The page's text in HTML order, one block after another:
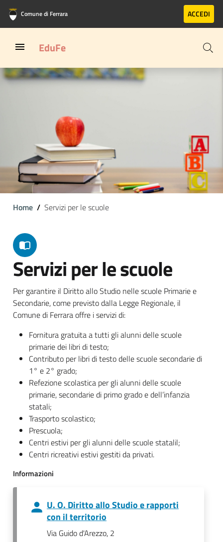
Vai al contenuto principale
Vai al footer
Comune di Ferrara ACCEDI
EduFe
Home Servizi per le scuole
Servizi per le scuole
Per garantire il Diritto allo Studio nelle scuole Primarie e
Secondarie, come previsto dalla Legge Regionale, il
Comune di Ferrara offre i servizi di:
Fornitura gratuita a tutti gli alunni delle scuole
primarie dei libri di testo;
Contributo per libri di testo delle scuole secondarie di
1° e 2° grado;
Refezione scolastica per gli alunni delle scuole
primarie, secondarie di primo grado e dell’infanzia
statali;
Trasporto scolastico;
Prescuola;
Centri estivi per gli alunni delle scuole statalil;
Centri ricreativi estivi gestiti da privati.
Informazioni
U. O. Diritto allo Studio e rapporti
con il territorio
Via Guido d'Arezzo, 2